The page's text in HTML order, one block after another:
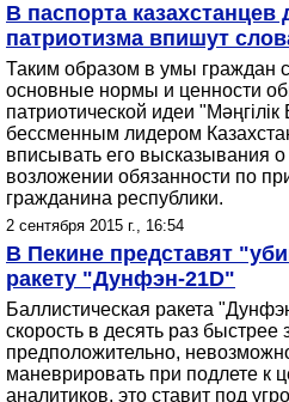
В паспорта казахстанцев
патриотизма впишут
Таким образом в умы граждан
основные нормы и ценности
патриотической идеи
бессменным лидером
вписывать его высказывания
возложении обязанности по
гражданина республики.
2 сентября 2015 г., 16:54
В Пекине представят
ракету "Дунфэн-21D"
Баллистическая ракета
скорость в десять раз быстрее
предположительно,
маневрировать при подлете к
аналитиков, это ставит под